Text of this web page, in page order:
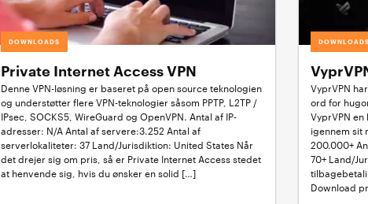
DOWNLOADS
Private Internet Access VPN
Denne VPN-løsning er baseret på open source teknologien
og understøtter flere VPN-teknologier såsom PPTP, L2TP /
IPsec, SOCKS5, WireGuard og OpenVPN. Antal af IP-
adresser: N/A Antal af servere:3.252 Antal af
serverlokaliteter: 37 Land/Jurisdiktion: United States Når
det drejer sig om pris, så er Private Internet Access stedet
at henvende sig, hvis du ønsker en solid […]
DOWNLOADS
VyprVPN
ord for
VyprVPN
igennem sit
200.000+
70+ Land/
Download